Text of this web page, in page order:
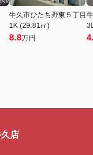
牛久市ひたち野東５丁目
1K (29.81㎡)
8.8万円
店